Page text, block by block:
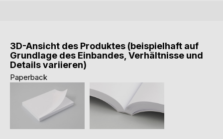
3D-Ansicht des Produktes (beispielhaft auf
Grundlage des Einbandes, Verhältnisse und
Details variieren)
Paperback